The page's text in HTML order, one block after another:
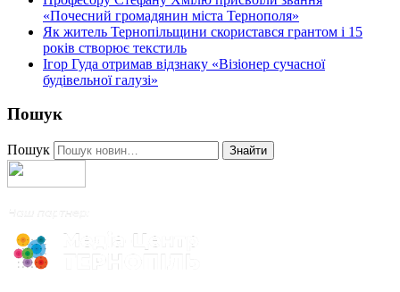
«Почесний громадянин міста Тернополя»
Як житель Тернопільщини скористався грантом і 15
років створює текстиль
Ігор Гуда отримав відзнаку «Візіонер сучасної
будівельної галузі»
Пошук
Пошук Знайти